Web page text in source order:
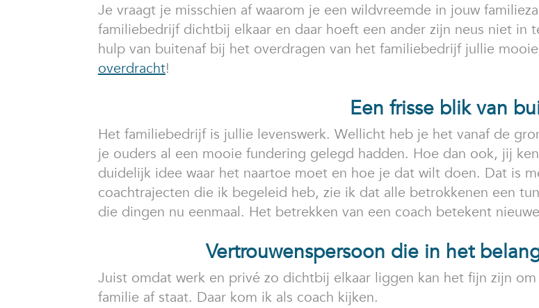
Je vraagt je misschien af waarom je een wildvreemde in jouw
familiebedrijf dichtbij elkaar en daar hoeft een ander zijn neus niet in
hulp van buitenaf bij het overdragen van het familiebedrijf jullie
overdracht!
Een frisse blik van
Het familiebedrijf is jullie levenswerk. Wellicht heb je het vanaf de
je ouders al een mooie fundering gelegd hadden. Hoe dan ook, jij
duidelijk idee waar het naartoe moet en hoe je dat wilt doen. Dat is
coachtrajecten die ik begeleid heb, zie ik dat alle betrokkenen een
die dingen nu eenmaal. Het betrekken van een coach betekent
Vertrouwenspersoon die in het
Juist omdat werk en privé zo dichtbij elkaar liggen kan het fijn zijn
familie af staat. Daar kom ik als coach kijken.